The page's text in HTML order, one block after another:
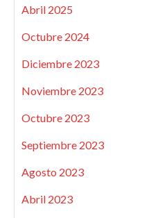
Abril 2025
Octubre 2024
Diciembre 2023
Noviembre 2023
Octubre 2023
Septiembre 2023
Agosto 2023
Abril 2023